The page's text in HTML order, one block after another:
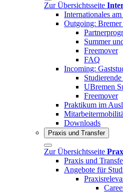
Zur Übersichtsseite
Internationales
Outgoing:
Summer
Freemover
FAQ
Incoming:
UBremen
Freemover
Praktikum im
Downloads
Praxis und Transfer
Zur Übersichtsseite
Praxis und
Angebote für